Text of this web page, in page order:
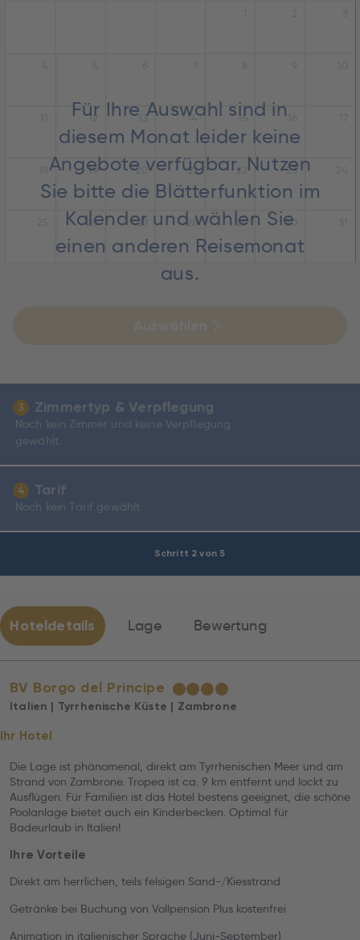
Schritt 2 von 5
Für Ihre Auswahl sind in
diesem Monat leider keine
Angebote verfügbar. Nutzen
Sie bitte die Blätterfunktion im
Kalender und wählen Sie
einen anderen Reisemonat
aus.
12 13 14 15
19 20 21 22 23
26 27 28 29 30
3 Zimmertyp & Verpflegung
Noch kein Zimmer und keine Verpflegung
gewählt.
4 Tarif
Noch kein Tarif gewählt
Hoteldetails Lage Bewertung
BV Borgo del Principe ★★★★
Italien | Tyrrhenische Küste | Zambrone
Ihr Hotel
Die Lage ist phänomenal, direkt am Tyrrhenischen Meer und am
Strand von Zambrone. Tropea ist ca. 9 km entfernt und lockt zu
Ausflügen. Für Familien ist das Hotel bestens geeignet, die schöne
Poolanlage bietet auch ein Kinderbecken. Optimal für
Badeurlaub in Italien!
Ihre Vorteile
Direkt am herrlichen, teils felsigen Sand-/Kiesstrand
Getränke bei Buchung von Vollpension Plus kostenfrei
Animation in italienischer Sprache (Juni-September)